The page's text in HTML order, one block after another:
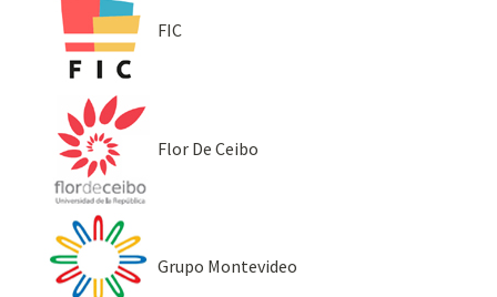
FIC
Flor De Ceibo
Grupo Montevideo